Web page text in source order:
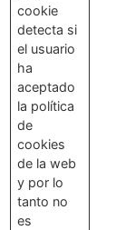
cookie
detecta si
el usuario
ha
aceptado
la política
de
cookies
de la web
y por lo
tanto no
es